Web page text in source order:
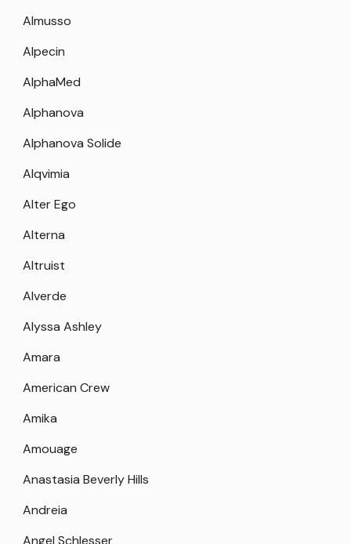
Almusso
Alpecin
AlphaMed
Alphanova
Alphanova Solide
Alqvimia
Alter Ego
Alterna
Altruist
Alverde
Alyssa Ashley
Amara
American Crew
Amika
Amouage
Anastasia Beverly Hills
Andreia
Angel Schlesser